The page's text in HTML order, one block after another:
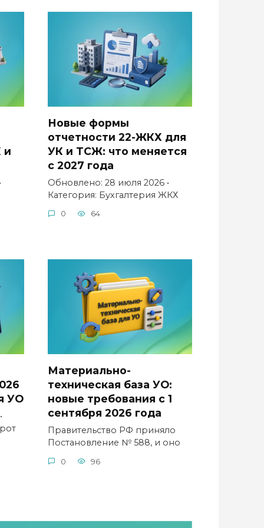
и
Новые формы
отчетности 22-ЖКХ для
УК и ТСЖ: что меняется
с 2027 года
Обновлено: 28 июля 2026 •
Категория: Бухгалтерия ЖКХ
0 64
УО
Материально-
техническая база УО:
новые требования с 1
сентября 2026 года
Правительство РФ приняло
Постановление № 588, и оно
0 96